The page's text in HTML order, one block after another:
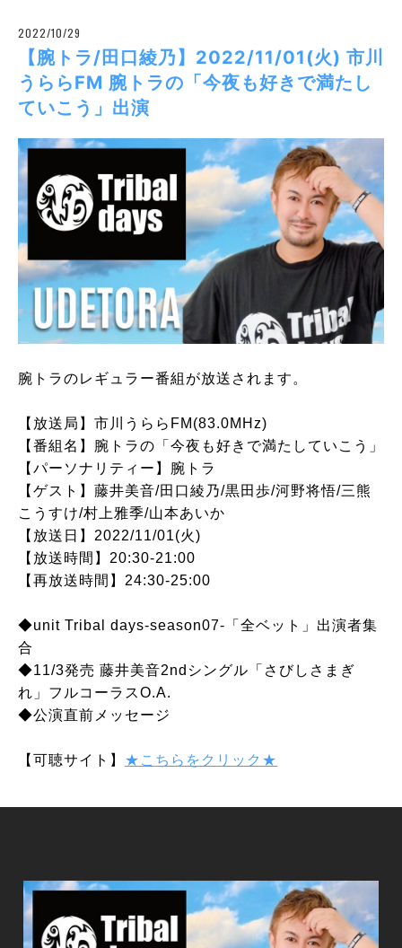
2022/10/29
【腕トラ/田口綾乃】2022/11/01(火) 市川
うららFM 腕トラの「今夜も好きで満たし
ていこう」出演
腕トラのレギュラー番組が放送されます。
【放送局】市川うららFM(83.0MHz)
【番組名】腕トラの「今夜も好きで満たしていこう」
【パーソナリティー】腕トラ
【ゲスト】藤井美音/田口綾乃/黒田歩/河野将悟/三熊
こうすけ/村上雅季/山本あいか
【放送日】2022/11/01(火)
【放送時間】20:30-21:00
【再放送時間】24:30-25:00
◆unit Tribal days-season07-「全ベット」出演者集
合
◆11/3発売 藤井美音2nd シングル「さびしさまぎ
れ」フルコーラスO.A.
◆公演直前メッセージ
【可聴サイト】 ★こちらをクリック★